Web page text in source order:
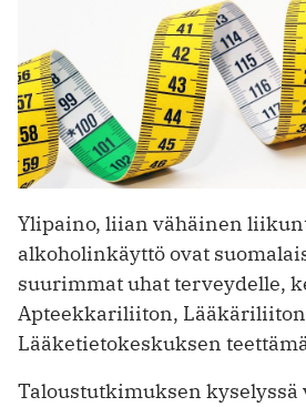
Ylipaino, liian vähäinen
alkoholinkäyttö ovat
suurimmat uhat terveydelle,
Apteekkariliiton,
Lääketietokeskuksen
Taloustutkimuksen kyselyssä